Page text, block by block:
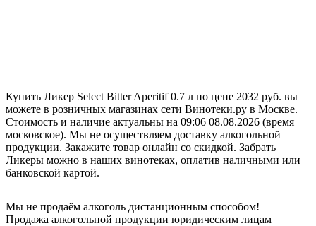
Купить Ликер Select Bitter Aperitif 0.7 л по цене 2032 руб. вы
можете в розничных магазинах сети Винотеки.ру в Москве.
Стоимость и наличие актуальны на 09:06 08.08.2026 (время
московское). Мы не осуществляем доставку алкогольной
продукции. Закажите товар онлайн со скидкой. Забрать
Ликеры можно в наших винотеках, оплатив наличными или
банковской картой.
Мы не продаём алкоголь дистанционным способом!
Продажа алкогольной продукции юридическим лицам